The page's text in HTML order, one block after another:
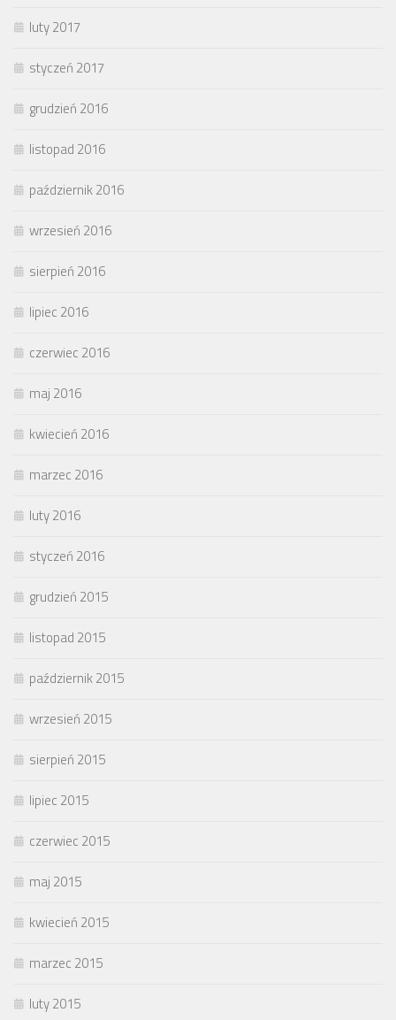
luty 2017
styczeń 2017
grudzień 2016
listopad 2016
październik 2016
wrzesień 2016
sierpień 2016
lipiec 2016
czerwiec 2016
maj 2016
kwiecień 2016
marzec 2016
luty 2016
styczeń 2016
grudzień 2015
listopad 2015
październik 2015
wrzesień 2015
sierpień 2015
lipiec 2015
czerwiec 2015
maj 2015
kwiecień 2015
marzec 2015
luty 2015